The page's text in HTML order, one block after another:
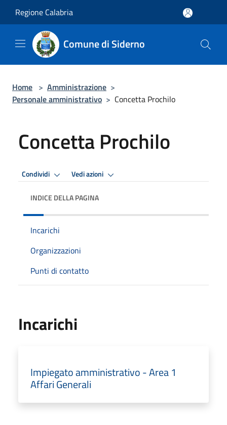
Regione Calabria
Comune di Siderno
Home > Amministrazione >
Personale amministrativo > Concetta Prochilo
Concetta Prochilo
Condividi Vedi azioni
INDICE DELLA PAGINA
Incarichi
Organizzazioni
Punti di contatto
Incarichi
Impiegato amministrativo - Area 1
Affari Generali